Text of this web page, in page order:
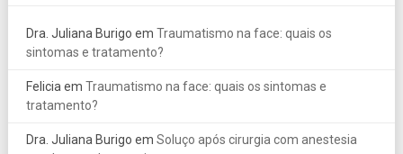
Dra. Juliana Burigo em Traumatismo na face: quais os
sintomas e tratamento?
Felicia em Traumatismo na face: quais os sintomas e
tratamento?
Dra. Juliana Burigo em Soluço após cirurgia com anestesia